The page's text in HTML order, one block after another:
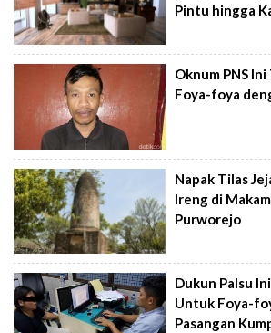
Pintu hingga
Oknum PNS
Foya-foya
Napak Tilas
Ireng di
Purworejo
Dukun Palsu
Untuk Foya-
Pasangan